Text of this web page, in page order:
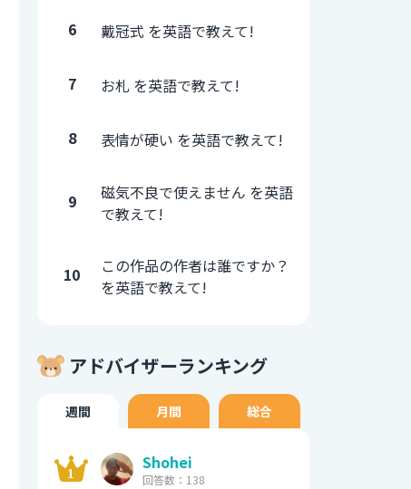
6 戴冠式 を英語で教えて!
7 お札 を英語で教えて!
8 表情が硬い を英語で教えて!
9
磁気不良で使えません を英語
で教えて!
10
この作品の作者は誰ですか？
を英語で教えて!
アドバイザーランキング
週間 月間 総合
Shohei
回答数：138